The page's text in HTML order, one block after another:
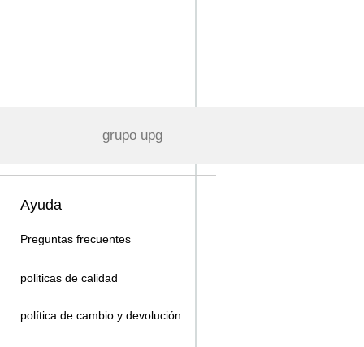
grupo upg
Ayuda
Preguntas frecuentes
politicas de calidad
política de cambio y devolución